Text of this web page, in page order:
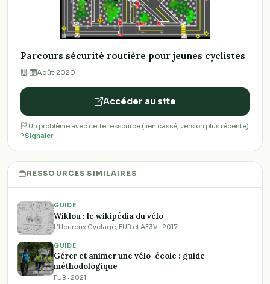
Parcours sécurité routière pour jeunes cyclistes
· Août 2020
Accéder au site
Un problème avec cette ressource (lien cassé, version plus récente)
?Signaler
RESSOURCES SIMILAIRES
GUIDE
Wiklou : le wikipédia du vélo
L'Heureux Cyclage, FUB et AF3V · 2017
GUIDE
Gérer et animer une vélo-école : guide
méthodologique
FUB · 2021